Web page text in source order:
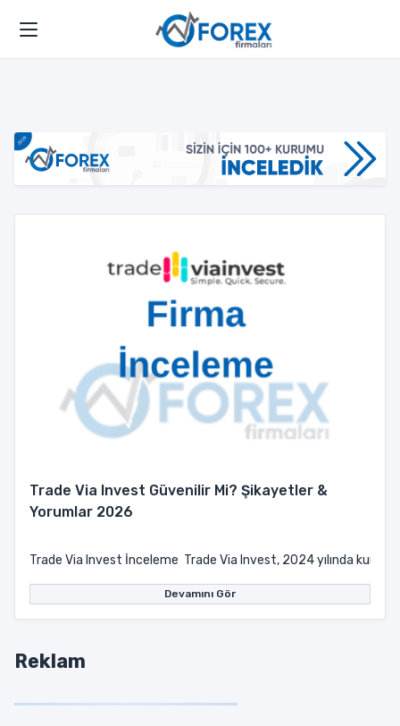
Trade Via Invest Güvenilir Mi? Şikayetler &
Yorumlar 2026
Trade Via Invest İnceleme Trade Via Invest, 2024 yılında
Devamını Gör
Reklam